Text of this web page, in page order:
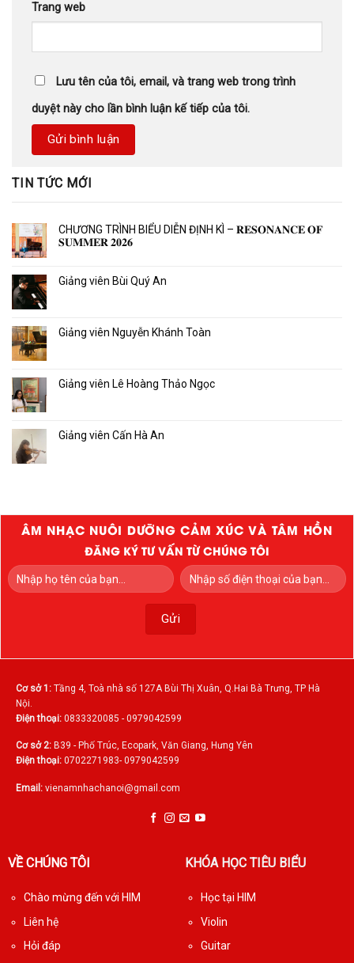
Trang web
Lưu tên của tôi, email, và trang web trong trình
duyệt này cho lần bình luận kế tiếp của tôi.
TIN TỨC MỚI
CHƯƠNG TRÌNH BIỂU DIỄN ĐỊNH KÌ – 𝐑𝐄𝐒𝐎𝐍𝐀𝐍𝐂𝐄 𝐎𝐅
𝐒𝐔𝐌𝐌𝐄𝐑 𝟐𝟎𝟐𝟔
Giảng viên Bùi Quý An
Giảng viên Nguyễn Khánh Toàn
Giảng viên Lê Hoàng Thảo Ngọc
Giảng viên Cấn Hà An
ÂM NHẠC NUÔI DƯỠNG CẢM XÚC VÀ TÂM HỒN
ĐĂNG KÝ TƯ VẤN TỪ CHÚNG TÔI
Cơ sở 1: Tầng 4, Toà nhà số 127A Bùi Thị Xuân, Q.Hai Bà Trưng, TP Hà
Nội.
Điện thoại: 0833320085 - 0979042599
Cơ sở 2: B39 - Phố Trúc, Ecopark, Văn Giang, Hưng Yên
Điện thoại: 0702271983- 0979042599
Email: vienamnhachanoi@gmail.com
VỀ CHÚNG TÔI
Chào mừng đến với HIM
Liên hệ
Hỏi đáp
KHÓA HỌC TIÊU BIỂU
Học tại HIM
Violin
Guitar